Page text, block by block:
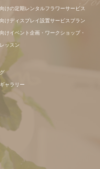
けの定期レンタルフラワーサービス
けディスプレイ設置サービスプラン
けイベント企画・ワークショップ・
ッスン
ャラリー